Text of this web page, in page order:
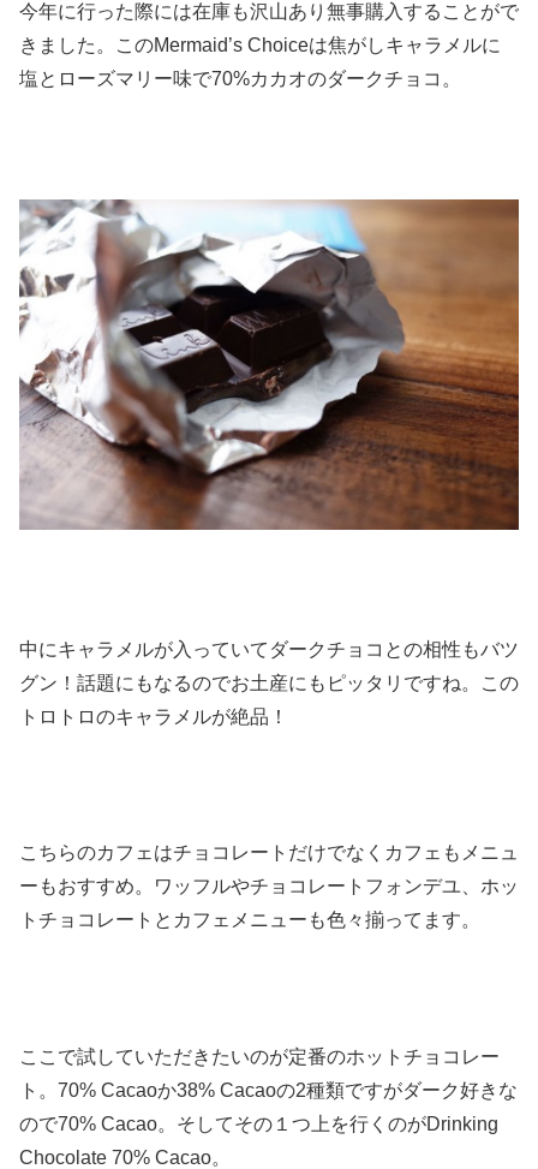
今年に行った際には在庫も沢山あり無事購入することがで
きました。このMermaid’s Choiceは焦がしキャラメルに
塩とローズマリー味で70%カカオのダークチョコ。
中にキャラメルが入っていてダークチョコとの相性もバツ
グン！話題にもなるのでお土産にもピッタリですね。この
トロトロのキャラメルが絶品！
こちらのカフェはチョコレートだけでなくカフェもメニュ
ーもおすすめ。ワッフルやチョコレートフォンデユ、ホッ
トチョコレートとカフェメニューも色々揃ってます。
ここで試していただきたいのが定番のホットチョコレー
ト。70% Cacaoか38% Cacaoの2種類ですがダーク好きな
ので70% Cacao。そしてその１つ上を行くのがDrinking
Chocolate 70% Cacao。